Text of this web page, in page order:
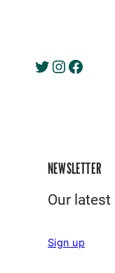
Twitter Instagram Facebook
NEWSLETTER
Our
Sign up